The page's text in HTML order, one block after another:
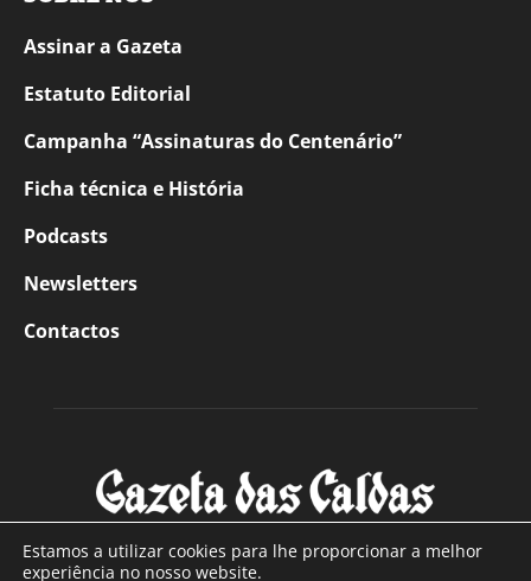
Assinar a Gazeta
Estatuto Editorial
Campanha “Assinaturas do Centenário”
Ficha técnica e História
Podcasts
Newsletters
Contactos
Estamos a utilizar cookies para lhe proporcionar a melhor
experiência no nosso website.